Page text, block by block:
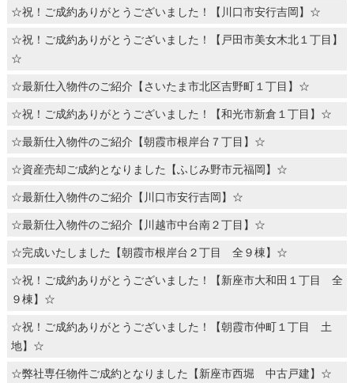
☆祝！ご成約ありがとうございました！【川口市安行吉岡】☆
☆祝！ご成約ありがとうございました！【戸田市美女木北１丁目】
☆
☆最新仕入物件のご紹介【さいたま市北区吉野町１丁目】☆
☆祝！ご成約ありがとうございました！【和光市新倉１丁目】☆
☆最新仕入物件のご紹介【朝霞市根岸台７丁目】☆
☆資産売却ご成約となりました【ふじみ野市元福岡】☆
☆最新仕入物件のご紹介【川口市安行吉岡】☆
☆最新仕入物件のご紹介【川越市中台南２丁目】☆
☆完成いたしました【朝霞市根岸台２丁目 全９棟】☆
☆祝！ご成約ありがとうございました！【新座市大和田１丁目 全
９棟】☆
☆祝！ご成約ありがとうございました！【朝霞市仲町１丁目 土
地】☆
☆弊社専任物件ご成約となりました【新座市西堀 中古戸建】☆